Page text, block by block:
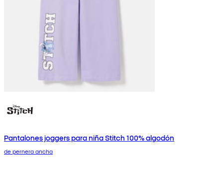
Pantalones joggers para niña Stitch 100% algodón
de pernera ancha